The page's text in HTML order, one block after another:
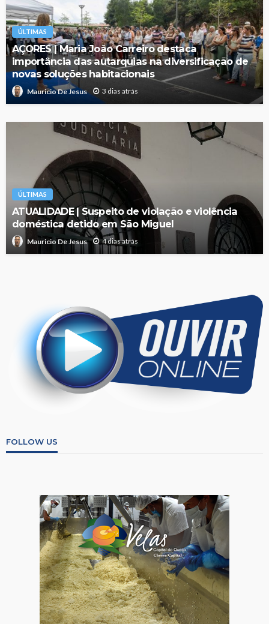
ÚLTIMAS
AÇORES | Maria João Carreiro destaca
importância das autarquias na diversificação de
novas soluções habitacionais
Mauricio De Jesus 3 dias atrás
ÚLTIMAS
ATUALIDADE | Suspeito de violação e violência
doméstica detido em São Miguel
Mauricio De Jesus 4 dias atrás
FOLLOW US